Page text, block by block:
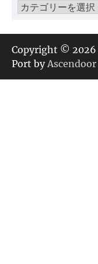
カ
ゴ
リ
ー
Copyright © 2026
Port byAscendoor